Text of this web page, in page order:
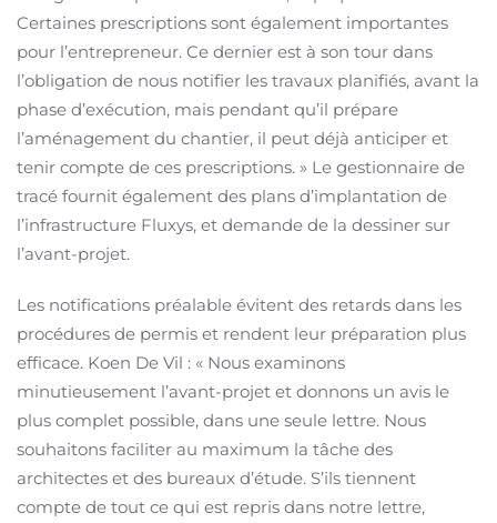
Certaines prescriptions sont également importantes
pour l’entrepreneur. Ce dernier est à son tour dans
l’obligation de nous notifier les travaux planifiés, avant la
phase d’exécution, mais pendant qu’il prépare
l’aménagement du chantier, il peut déjà anticiper et
tenir compte de ces prescriptions. » Le gestionnaire de
tracé fournit également des plans d’implantation de
l’infrastructure Fluxys, et demande de la dessiner sur
l’avant-projet.
Les notifications préalable évitent des retards dans les
procédures de permis et rendent leur préparation plus
efficace. Koen De Vil : « Nous examinons
minutieusement l’avant-projet et donnons un avis le
plus complet possible, dans une seule lettre. Nous
souhaitons faciliter au maximum la tâche des
architectes et des bureaux d’étude. S’ils tiennent
compte de tout ce qui est repris dans notre lettre,